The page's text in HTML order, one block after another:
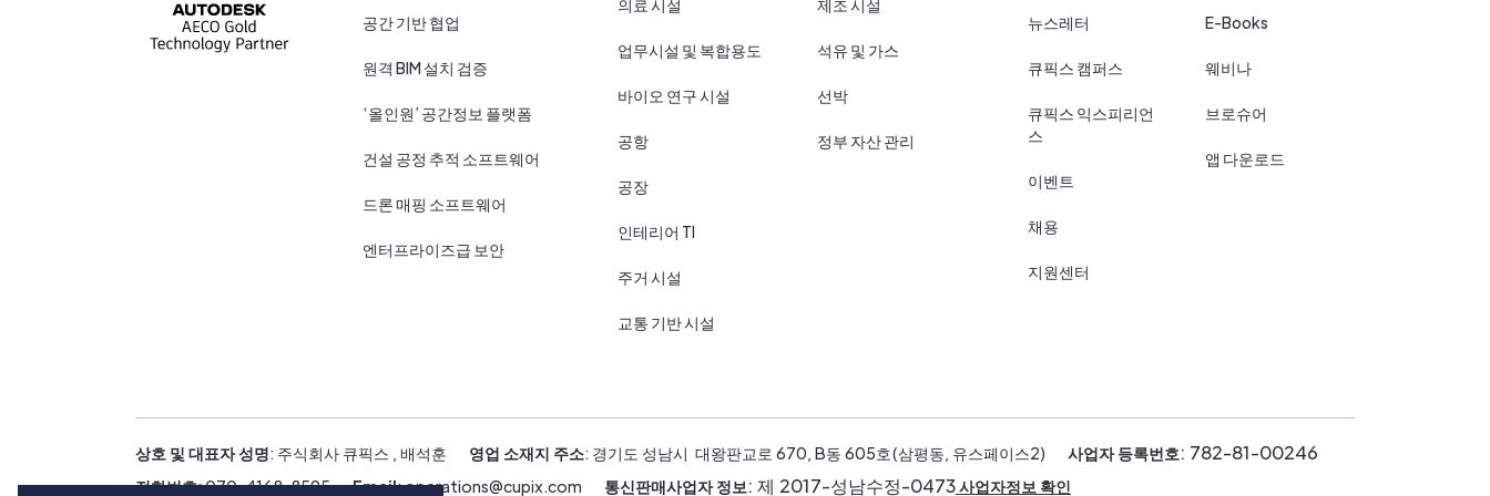
공간 기반 협업
원격 BIM 설치 검증
‘올인원’ 공간정보 플랫폼
건설 공정 추적 소프트웨어
드론 매핑 소프트웨어
엔터프라이즈급 보안
의료 시설
업무시설 및 복합용도
바이오 연구 시설
공항
공장
인테리어 TI
주거 시설
교통 기반 시설
제조 시설
석유 및 가스
선박
정부 자산 관리
뉴스레터
큐픽스 캠퍼스
큐픽스 익스피리언
스
이벤트
채용
지원센터
E-Books
웨비나
브로슈어
앱 다운로드
상호 및 대표자 성명: 주식회사 큐픽스 , 배석훈 영업 소재지 주소: 경기도 성남시 대왕판교로 670, B동 605호(삼평동, 유스페이스2) 사업자 등록번호: 782-81-00246
전화번호: 070-4168-8595 Email: operations@cupix.com 통신판매사업자 정보 : 제 2017-성남수정-0473사업자정보 확인